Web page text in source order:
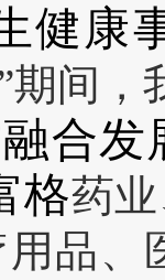
健康
期间，
合
格药
品、